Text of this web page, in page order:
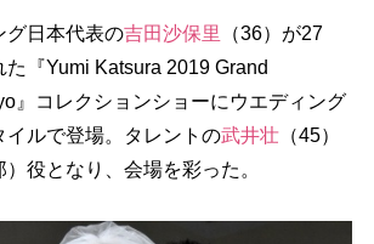
日本代表の吉田沙保里
（36）が27
た『Yumi Katsura 2019 Grand
』コレクションショーにウエディング
イルで登場。タレントの武井壮（45）
役となり、会場を彩った。